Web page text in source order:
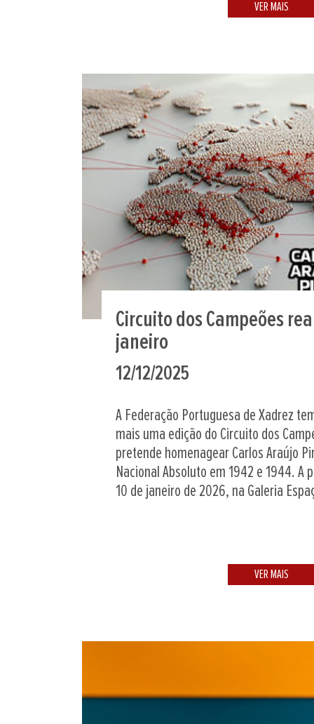
VER MAIS
Circuito dos Campeões
janeiro
12/12/2025
A Federação Portuguesa de Xadrez
mais uma edição do Circuito dos
pretende homenagear Carlos Araújo
Nacional Absoluto em 1942 e 1944. A
10 de janeiro de 2026, na Galeria
VER MAIS